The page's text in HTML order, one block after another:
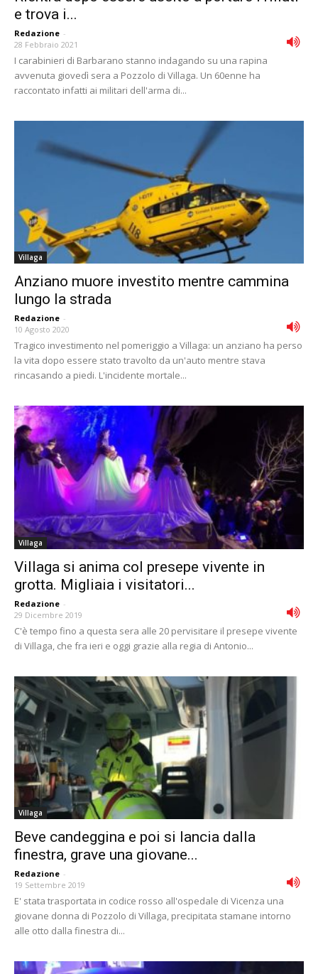
e trova i...
Redazione -
28 Febbraio 2021
I carabinieri di Barbarano stanno indagando su una rapina
avvenuta giovedì sera a Pozzolo di Villaga. Un 60enne ha
raccontato infatti ai militari dell'arma di...
Villaga
Anziano muore investito mentre cammina
lungo la strada
Redazione -
10 Agosto 2020
Tragico investimento nel pomeriggio a Villaga: un anziano ha perso
la vita dopo essere stato travolto da un'auto mentre stava
rincasando a piedi. L'incidente mortale...
Villaga
Villaga si anima col presepe vivente in
grotta. Migliaia i visitatori...
Redazione -
29 Dicembre 2019
C'è tempo fino a questa sera alle 20 pervisitare il presepe vivente
di Villaga, che fra ieri e oggi grazie alla regia di Antonio...
Villaga
Beve candeggina e poi si lancia dalla
finestra, grave una giovane...
Redazione -
19 Settembre 2019
E' stata trasportata in codice rosso all'ospedale di Vicenza una
giovane donna di Pozzolo di Villaga, precipitata stamane intorno
alle otto dalla finestra di...